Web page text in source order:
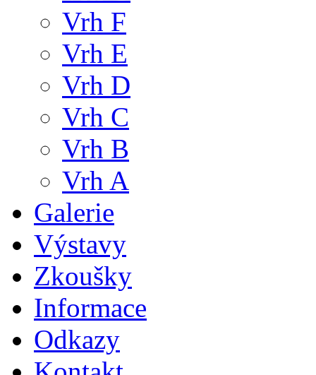
Vrh F
Vrh E
Vrh D
Vrh C
Vrh B
Vrh A
Galerie
Výstavy
Zkoušky
Informace
Odkazy